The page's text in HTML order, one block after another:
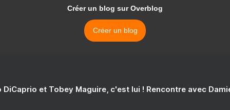
Créer un blog sur Overblog
Créer un blog
DiCaprio et Tobey Maguire, c'est lui ! Rencontre avec